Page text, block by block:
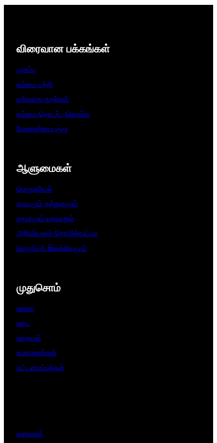
விரைவான பக்கங்கள்
முகப்பு
எம்மை பற்றி
எங்களது நூல்கள்
எம்மை தொடர்பு கொள்ள
மேலாண்மை குழு
ஆளுமைகள்​
பொதுவியல்
சமயமும் தத்துவமும்
சமூகமும் வரலாறும்
அறிவியலும் தொழில்நுட்பம
மொழியும் இலக்கியமும்
முதுசொம்
உணவு
உடை
உறையுள்
உபகரணங்கள்
கட்டமைப்புக்கள்
கலைகள்